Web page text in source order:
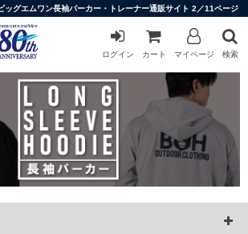
ッグエムワン長袖パーカー・トレーナー通販サイト 2／11ページ
ログイン カート マイページ 検索